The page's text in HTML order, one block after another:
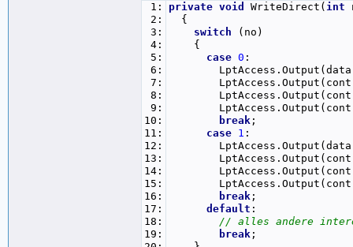
1:
2:
3:
4:
5:
6:
7:
8:
9:
10:
11:
12:
13:
14:
15:
16:
17:
18:
19:
private void WriteDirect( int
{
switch (no)
{
case 0 :
break ;
case 1 :
break ;
default :
// alles andere
break ;